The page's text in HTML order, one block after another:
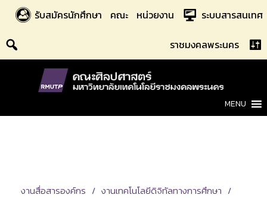
content
รับสมัครนักศึกษา คณะ หน่วยงาน ระบบสารสนเทศ
ราชมงคลพระนคร
MENU
งานสื่อสารองค์กร
งานเทคโนโลยีดิจิทัลทางการศึกษา